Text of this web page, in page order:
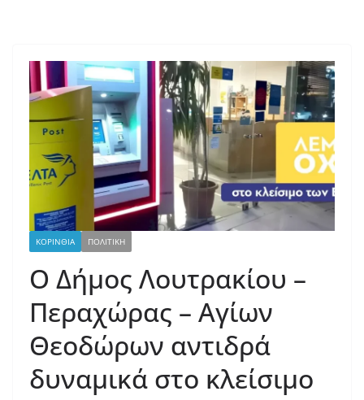
ΚΟΡΙΝΘΙΑ ΠΟΛΙΤΙΚΗ
Ο Δήμος Λουτρακίου –
Περαχώρας – Αγίων
Θεοδώρων αντιδρά
δυναμικά στο κλείσιμο